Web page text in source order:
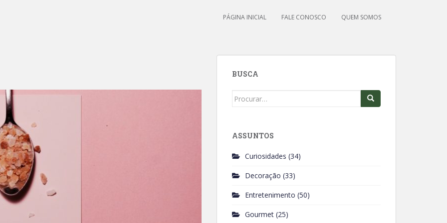
PÁGINA INICIAL FALE CONOSCO QUEM SOMOS
BUSCA
Search
ASSUNTOS
Curiosidades (34)
Decoração (33)
Entretenimento (50)
Gourmet (25)